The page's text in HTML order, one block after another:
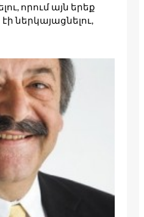
որում այն երեք
ներկայացնելու,